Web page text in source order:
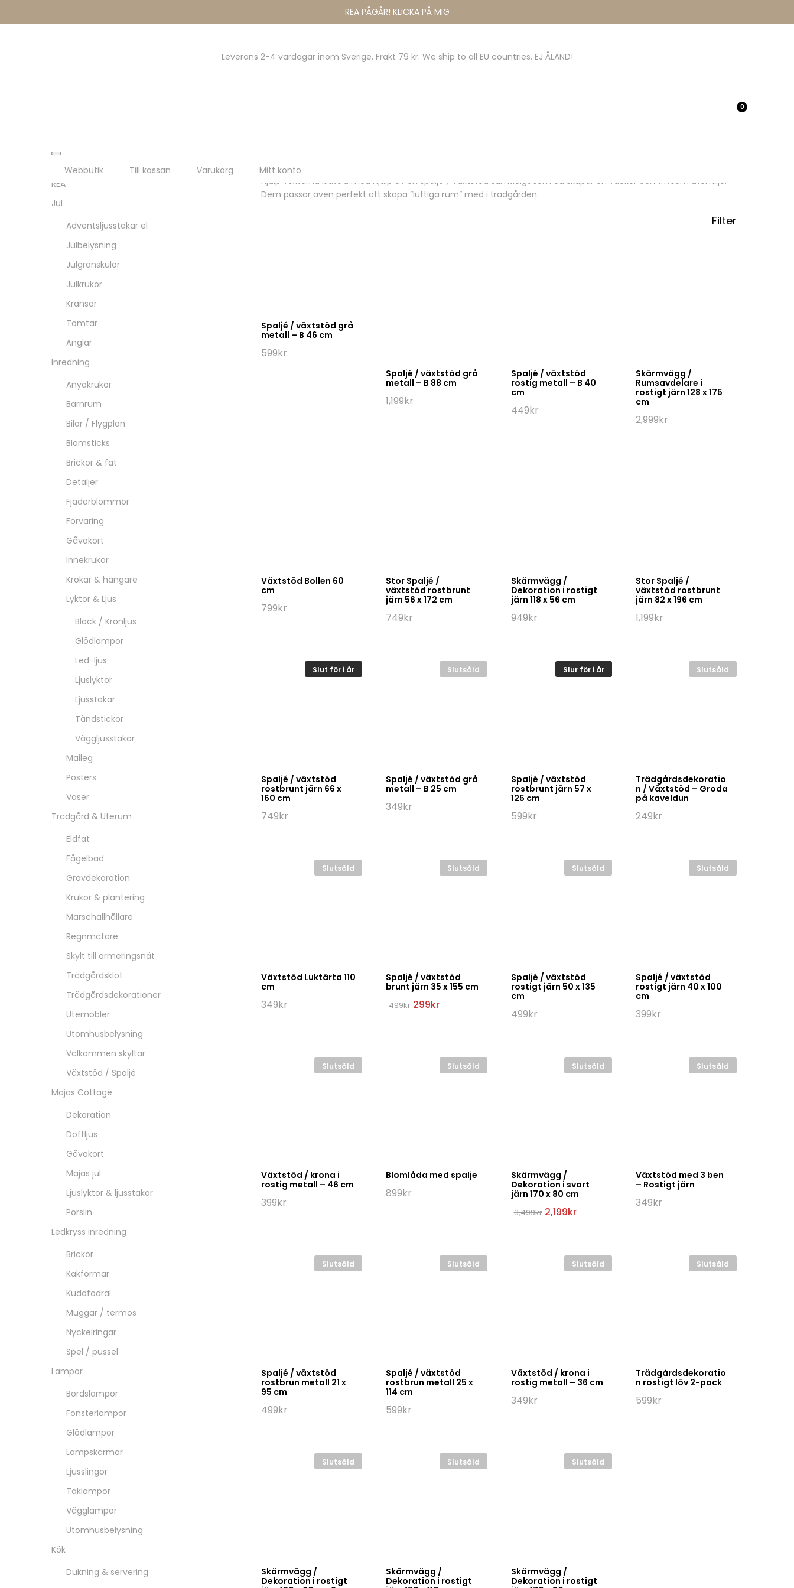
REA PÅGÅR! KLICKA PÅ MIG
Leverans 2-4 vardagar inom Sverige. Frakt 79 kr. We ship to all EU countries. EJ ÅLAND!
0
Webbutik Till kassan Varukorg
Mitt konto
Hjälp växterna klättra med hjälp av en spaljé / växtstöd samtidigt som du skapar en vacker och trivsam utemiljö.
Dem passar även perfekt att skapa ”luftiga rum” med i trädgården.
Filter
Spaljé / växtstöd grå
metall – B 46 cm
599kr
Spaljé / växtstöd grå
metall – B 88 cm
1,199kr
Spaljé / växtstöd
rostig metall – B 40
cm
449kr
Skärmvägg /
Rumsavdelare i
rostigt järn 128 x 175
cm
2,999kr
Växtstöd Bollen 60
cm
799kr
Stor Spaljé /
växtstöd rostbrunt
järn 56 x 172 cm
749kr
Skärmvägg /
Dekoration i rostigt
järn 118 x 56 cm
949kr
Stor Spaljé /
växtstöd rostbrunt
järn 82 x 196 cm
1,199kr
Slut för i år
Spaljé / växtstöd
rostbrunt järn 66 x
160 cm
749kr
Slutsåld
Spaljé / växtstöd grå
metall – B 25 cm
349kr
Slur för i år
Spaljé / växtstöd
rostbrunt järn 57 x
125 cm
599kr
Slutsåld
Trädgårdsdekoratio
n / Växtstöd – Groda
på kaveldun
249kr
Slutsåld
Växtstöd Luktärta 110
cm
349kr
Slutsåld
Spaljé / växtstöd
brunt järn 35 x 155 cm
499kr Det
299krDet
Slutsåld
Spaljé / växtstöd
rostigt järn 50 x 135
cm
499kr
Slutsåld
Spaljé / växtstöd
rostigt järn 40 x 100
cm
399kr
Slutsåld
Växtstöd / krona i
rostig metall – 46 cm
399kr
Slutsåld
Blomlåda med spalje
899kr
Slutsåld
Skärmvägg /
Dekoration i svart
järn 170 x 80 cm
3,499kr Det
ursprungliga
2,199krDet
Slutsåld
Växtstöd med 3 ben
– Rostigt järn
349kr
Slutsåld
Spaljé / växtstöd
rostbrun metall 21 x
95 cm
499kr
Slutsåld
Spaljé / växtstöd
rostbrun metall 25 x
114 cm
599kr
Slutsåld
Växtstöd / krona i
rostig metall – 36 cm
349kr
Slutsåld
Trädgårdsdekoratio
n rostigt löv 2-pack
599kr
Slutsåld
Skärmvägg /
Dekoration i rostigt
Slutsåld
Skärmvägg /
Dekoration i rostigt
Slutsåld
Skärmvägg /
Dekoration i rostigt
REA
Jul
Adventsljusstakar el
Julbelysning
Julgranskulor
Julkrukor
Kransar
Tomtar
Änglar
Inredning
Anyakrukor
Barnrum
Bilar / Flygplan
Blomsticks
Brickor & fat
Detaljer
Fjäderblommor
Förvaring
Gåvokort
Innekrukor
Krokar & hängare
Lyktor & Ljus
Block / Kronljus
Glödlampor
Led-ljus
Ljuslyktor
Ljusstakar
Tändstickor
Väggljusstakar
Maileg
Posters
Vaser
Trädgård & Uterum
Eldfat
Fågelbad
Gravdekoration
Krukor & plantering
Marschallhållare
Regnmätare
Skylt till armeringsnät
Trädgårdsklot
Trädgårdsdekorationer
Utemöbler
Utomhusbelysning
Välkommen skyltar
Växtstöd / Spaljé
Majas Cottage
Dekoration
Doftljus
Gåvokort
Majas jul
Ljuslyktor & ljusstakar
Porslin
Ledkryss inredning
Brickor
Kakformar
Kuddfodral
Muggar / termos
Nyckelringar
Spel / pussel
Lampor
Bordslampor
Fönsterlampor
Glödlampor
Lampskärmar
Ljusslingor
Taklampor
Vägglampor
Utomhusbelysning
Kök
Dukning & servering